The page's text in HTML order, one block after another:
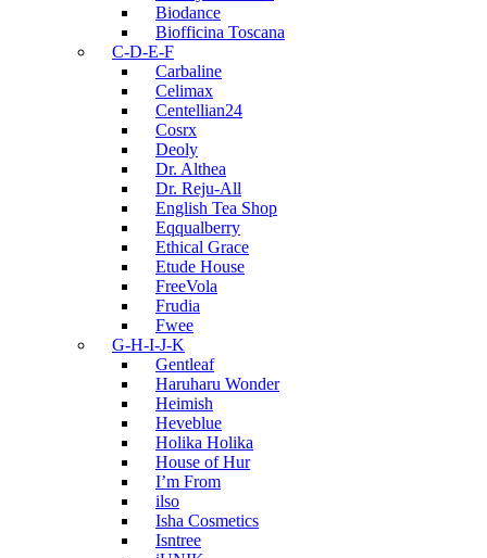
Biodance
Biofficina Toscana
C-D-E-F
Carbaline
Celimax
Centellian24
Cosrx
Deoly
Dr. Althea
Dr. Reju-All
English Tea Shop
Eqqualberry
Ethical Grace
Etude House
FreeVola
Frudia
Fwee
G-H-I-J-K
Gentleaf
Haruharu Wonder
Heimish
Heveblue
Holika Holika
House of Hur
I’m From
ilso
Isha Cosmetics
Isntree